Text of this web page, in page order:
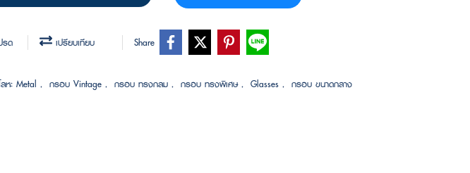
รด เปรียบเทียบ Share
หะ Metal , กรอบ Vintage , กรอบ ทรงกลม , กรอบ ทรงพิเศษ, Glasses , กรอบ ขนาดกลาง